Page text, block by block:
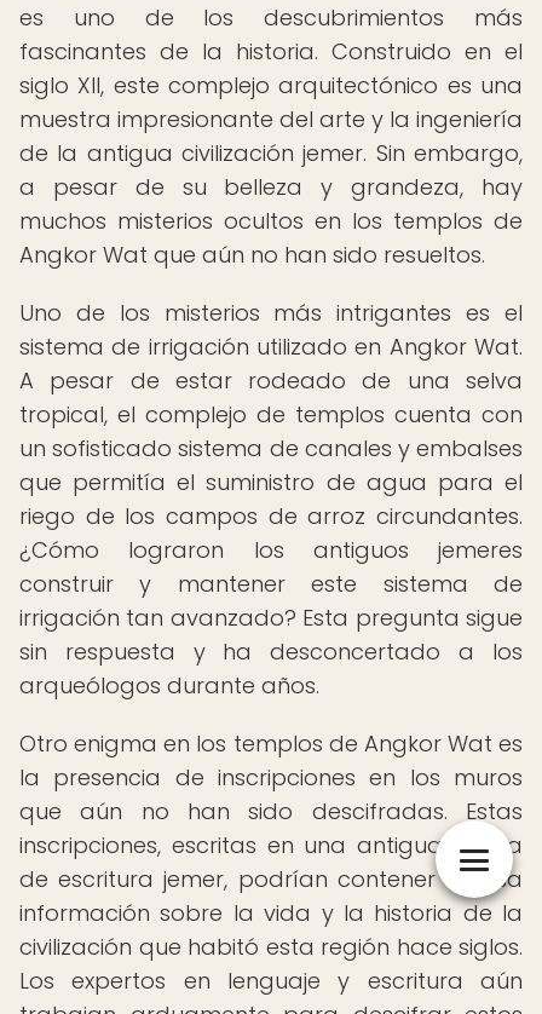
es uno de los descubrimientos más
fascinantes de la historia. Construido en el
siglo XII, este complejo arquitectónico es una
muestra impresionante del arte y la ingeniería
de la antigua civilización jemer. Sin embargo,
a pesar de su belleza y grandeza, hay
muchos misterios ocultos en los templos de
Angkor Wat que aún no han sido resueltos.
Uno de los misterios más intrigantes es el
sistema de irrigación utilizado en Angkor Wat.
A pesar de estar rodeado de una selva
tropical, el complejo de templos cuenta con
un sofisticado sistema de canales y embalses
que permitía el suministro de agua para el
riego de los campos de arroz circundantes.
¿Cómo lograron los antiguos jemeres
construir y mantener este sistema de
irrigación tan avanzado? Esta pregunta sigue
sin respuesta y ha desconcertado a los
arqueólogos durante años.
Otro enigma en los templos de Angkor Wat es
la presencia de inscripciones en los muros
que aún no han sido descifradas. Estas
inscripciones, escritas en una antigua forma
de escritura jemer, podrían contener valiosa
información sobre la vida y la historia de la
civilización que habitó esta región hace siglos.
Los expertos en lenguaje y escritura aún